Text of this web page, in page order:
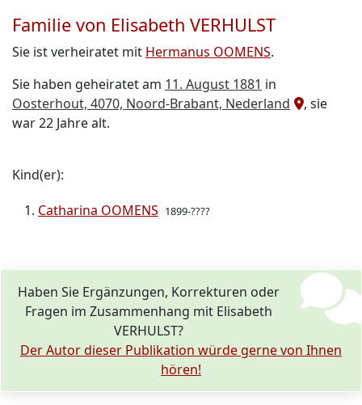
Familie von Elisabeth VERHULST
Sie ist verheiratet mit Hermanus OOMENS.
Sie haben geheiratet am 11. August 1881 in
Oosterhout, 4070, Noord-Brabant, Nederland
, sie
war 22 Jahre alt.
Kind(er):
Catharina OOMENS 1899-????
Haben Sie Ergänzungen, Korrekturen oder
Fragen im Zusammenhang mit Elisabeth
VERHULST?
Der Autor dieser Publikation würde gerne von Ihnen
hören!